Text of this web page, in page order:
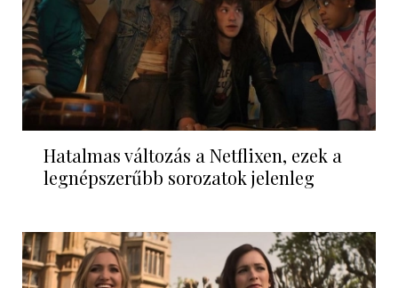
Hatalmas változás a Netflixen, ezek a
legnépszerűbb sorozatok jelenleg